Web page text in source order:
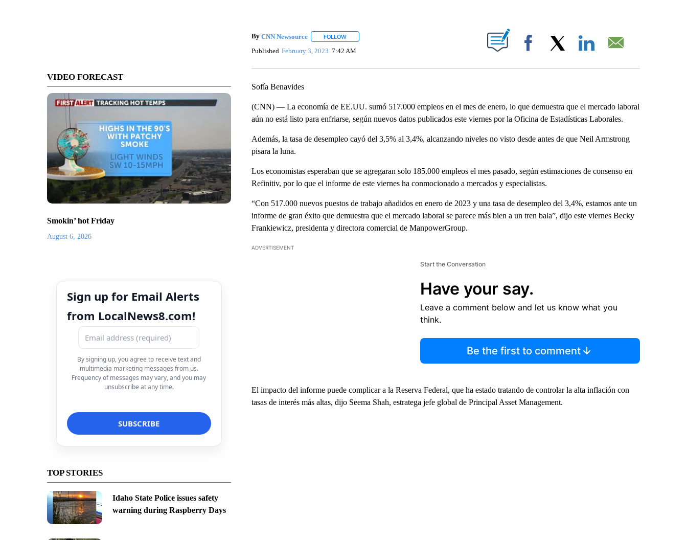
VIDEO FORECAST
Smokin’ hot Friday
August 6, 2026
Sign up for Email Alerts
from LocalNews8.com!
By signing up, you agree to receive text and
multimedia marketing messages from us.
Frequency of messages may vary, and you may
unsubscribe at any time.
TOP STORIES
Idaho State Police issues safety
warning during Raspberry Days
By CNN Newsource FOLLOWFOLLOW "" TO RECEIVE NOTIFICATIONS ABOUT NEW PAGES ON "".
Published February 3, 2023 7:42 AM Facebook
Sofía Benavides
(CNN) — La economía de EE.UU. sumó 517.000 empleos en el mes de enero, lo que demuestra que el mercado laboral
aún no está listo para enfriarse, según nuevos datos publicados este viernes por la Oficina de Estadísticas Laborales.
Además, la tasa de desempleo cayó del 3,5% al 3,4%, alcanzando niveles no visto desde antes de que Neil Armstrong
pisara la luna.
Los economistas esperaban que se agregaran solo 185.000 empleos el mes pasado, según estimaciones de consenso en
Refinitiv, por lo que el informe de este viernes ha conmocionado a mercados y especialistas.
“Con 517.000 nuevos puestos de trabajo añadidos en enero de 2023 y una tasa de desempleo del 3,4%, estamos ante un
informe de gran éxito que demuestra que el mercado laboral se parece más bien a un tren bala”, dijo este viernes Becky
Frankiewicz, presidenta y directora comercial de ManpowerGroup.
ADVERTISEMENT
Start the Conversation
Have your say.
Leave a comment below and let us know what you
think.
Be the first to comment
El impacto del informe puede complicar a la Reserva Federal, que ha estado tratando de controlar la alta inflación con
tasas de interés más altas, dijo Seema Shah, estratega jefe global de Principal Asset Management.